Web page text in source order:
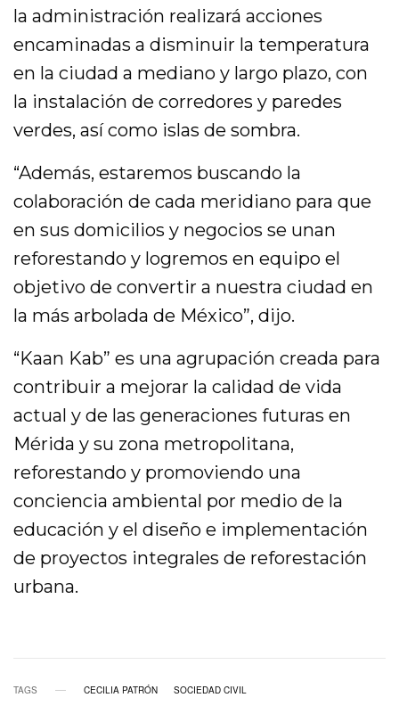
la administración realizará acciones
encaminadas a disminuir la temperatura
en la ciudad a mediano y largo plazo, con
la instalación de corredores y paredes
verdes, así como islas de sombra.
“Además, estaremos buscando la
colaboración de cada meridiano para que
en sus domicilios y negocios se unan
reforestando y logremos en equipo el
objetivo de convertir a nuestra ciudad en
la más arbolada de México”, dijo.
“Kaan Kab” es una agrupación creada para
contribuir a mejorar la calidad de vida
actual y de las generaciones futuras en
Mérida y su zona metropolitana,
reforestando y promoviendo una
conciencia ambiental por medio de la
educación y el diseño e implementación
de proyectos integrales de reforestación
urbana.
TAGS CECILIA PATRÓN SOCIEDAD CIVIL